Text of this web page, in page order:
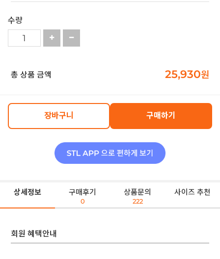
수량
총 상품 금액 25,930원
장바구니 구매하기
상세정보 구매후기
0
상품문의
222
사이즈 추천
회원 혜택안내